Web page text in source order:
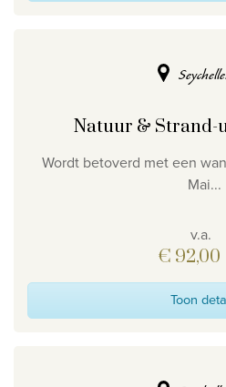
Natuur & Strand-
Wordt betoverd met een
Mai...
v.a.
€ 92,00
Toon